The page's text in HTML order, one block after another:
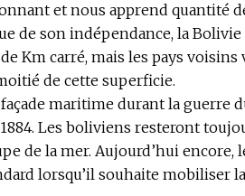
et nous apprend quantité
de son indépendance, la
Km carré, mais les pays voisins
de cette superficie.
maritime durant la guerre
Les boliviens resteront
de la mer. Aujourd’hui encore,
lorsqu’il souhaite mobiliser